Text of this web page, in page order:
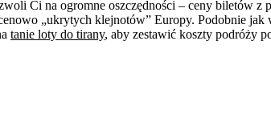
Ci na ogromne oszczędności – ceny biletów
„ukrytych klejnotów” Europy. Podobnie
tanie loty do tirany, aby zestawić koszty podróży